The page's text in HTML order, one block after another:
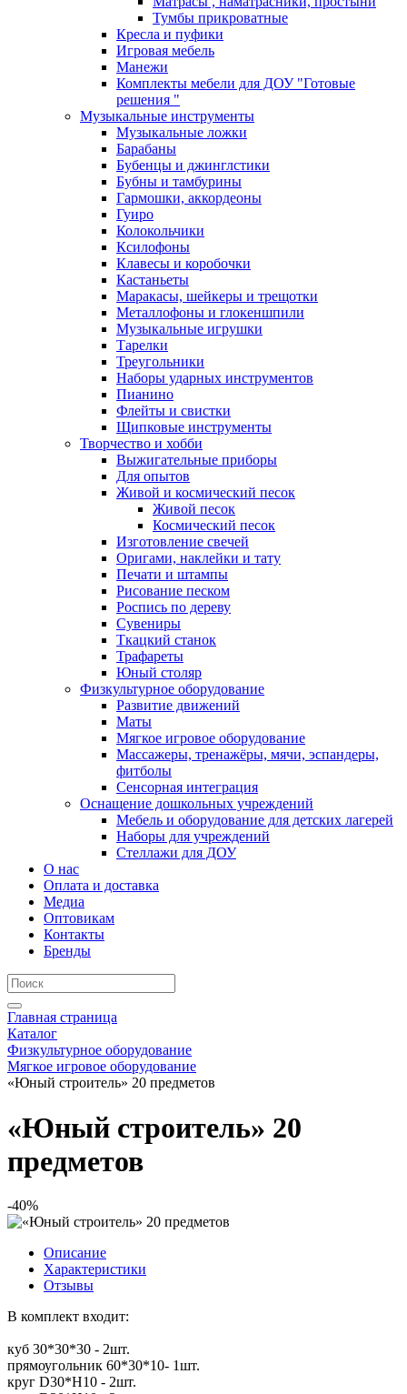
Тумбы прикроватные
Кресла и пуфики
Игровая мебель
Манежи
Комплекты мебели для ДОУ "Готовые
решения "
Музыкальные инструменты
Музыкальные ложки
Барабаны
Бубенцы и джинглстики
Бубны и тамбурины
Гармошки, аккордеоны
Гуиро
Колокольчики
Ксилофоны
Клавесы и коробочки
Кастаньеты
Маракасы, шейкеры и трещотки
Металлофоны и глокеншпили
Музыкальные игрушки
Тарелки
Треугольники
Наборы ударных инструментов
Пианино
Флейты и свистки
Щипковые инструменты
Творчество и хобби
Выжигательные приборы
Для опытов
Живой и космический песок
Живой песок
Космический песок
Изготовление свечей
Оригами, наклейки и тату
Печати и штампы
Рисование песком
Роспись по дереву
Сувениры
Ткацкий станок
Трафареты
Юный столяр
Физкультурное оборудование
Развитие движений
Маты
Мягкое игровое оборудование
Массажеры, тренажёры, мячи, эспандеры,
фитболы
Сенсорная интеграция
Оснащение дошкольных учреждений
Мебель и оборудование для детских лагерей
Наборы для учреждений
Стеллажи для ДОУ
О нас
Оплата и доставка
Медиа
Оптовикам
Контакты
Бренды
Главная страница
Каталог
Физкультурное оборудование
Мягкое игровое оборудование
«Юный строитель» 20 предметов
«Юный строитель» 20
предметов
-40%
Описание
Характеристики
Отзывы
В комплект входит:
куб 30*30*30 - 2шт.
прямоугольник 60*30*10- 1шт.
круг D30*H10 - 2шт.